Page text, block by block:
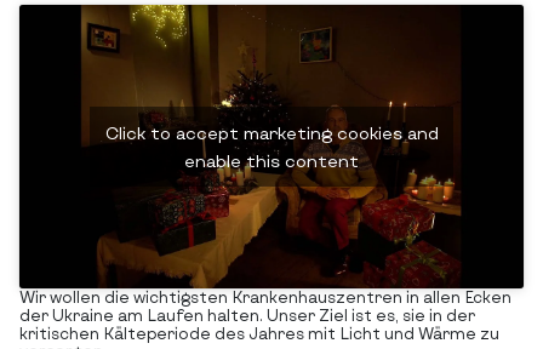
Click to accept marketing cookies and
enable this content
Wir wollen die wichtigsten Krankenhauszentren in allen Ecken
der Ukraine am Laufen halten. Unser Ziel ist es, sie in der
kritischen Kälteperiode des Jahres mit Licht und Wärme zu